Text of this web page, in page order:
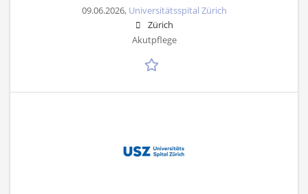
09.06.2026, Universitätsspital Zürich
Zürich
Akutpflege